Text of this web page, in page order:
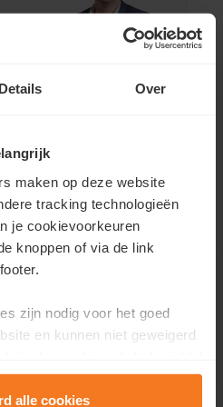
Details Over
maken op deze website
tracking technologieën
je cookievoorkeuren
knoppen of via de link
zijn nodig voor het goed
en kunnen niet geweigerd
te verbeteren.
ervoor dat je de embedded
alle cookies
nous
l'achat d'une
Matexi ?
témoin ? Contactez
plaisir de vous aider.